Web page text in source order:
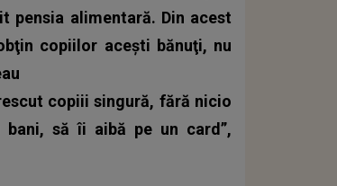
pensia alimentară. Din acest
copiilor aceşti bănuţi, nu
copiii singură, fără nicio
să îi aibă pe un card”,